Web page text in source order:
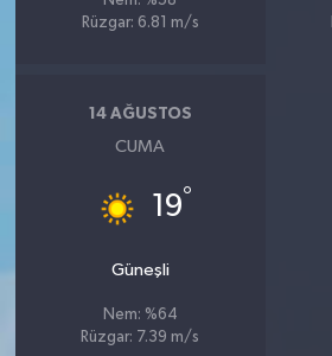
Rüzgar: 6.81 m/s
14 AĞUSTOS
CUMA
19°
Güneşli
Nem: %64
Rüzgar: 7.39 m/s